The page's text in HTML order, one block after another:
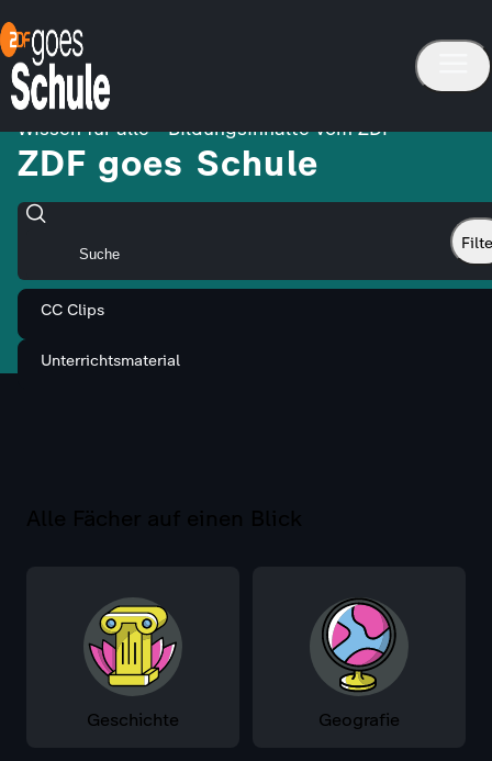
Wissen für alle - Bildungsinhalte vom ZDF
ZDF goes Schule
CC Clips
Unterrichtsmaterial
Alle Fächer auf einen Blick
Geschichte Geografie